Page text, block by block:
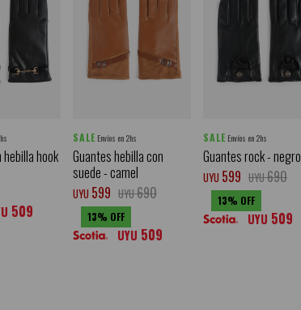
hook
509
SALE Envíos en 2hs
Guantes hebilla con
suede - camel
UYU 599 UYU690
13
UYU 509
SALE Envíos en 2hs
Guantes rock - negro
UYU 599 UYU690
13
UYU 509